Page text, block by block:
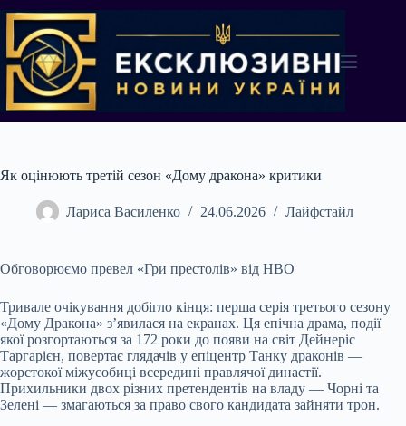
до
вмісту
Як оцінюють третій сезон «Дому дракона» критики
Лариса Василенко 24.06.2026 Лайфстайл
Обговорюємо превел «Гри престолів» від HBO
Тривале очікування добігло кінця: перша серія третього сезону
«Дому Дракона» з’явилася на екранах. Ця епічна драма, події
якої розгортаються за 172 роки до появи на світ Дейнеріс
Таргарієн, повертає глядачів у епіцентр Танку драконів —
жорстокої міжусобиці всередині правлячої династії.
Прихильники двох різних претендентів на владу — Чорні та
Зелені — змагаються за право свого кандидата зайняти трон.